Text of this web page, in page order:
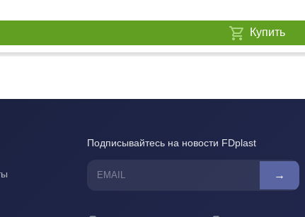
Купить
Подписывайтесь на новости FDplast
→